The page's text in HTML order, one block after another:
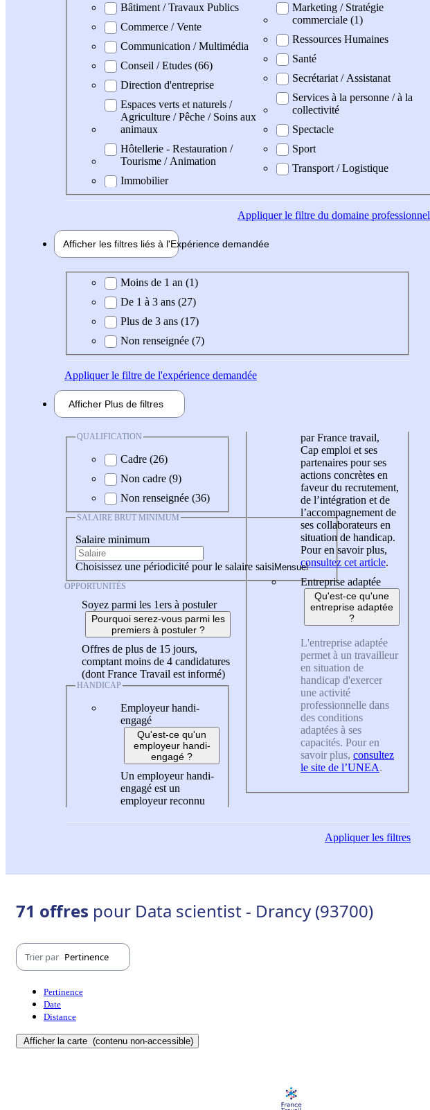
Bâtiment / Travaux Publics
Commerce / Vente
Communication / Multimédia
Conseil / Etudes (66)
Direction d'entreprise
Espaces verts et naturels /
Agriculture / Pêche / Soins aux
animaux
Hôtellerie - Restauration /
Tourisme / Animation
Immobilier
Marketing / Stratégie
commerciale (1)
Ressources Humaines
Santé
Secrétariat / Assistanat
Services à la personne / à la
collectivité
Spectacle
Sport
Transport / Logistique
Appliquerle filtre du domaine professionnel
Afficher les filtres liés à l'Expérience demandée
Expérience demandée
Moins de 1 an (1)
De 1 à 3 ans (27)
Plus de 3 ans (17)
Non renseignée (7)
Appliquerle filtre de l'expérience demandée
Afficher Plus de filtres
QUALIFICATION
Cadre (26)
Non cadre (9)
Non renseignée (36)
SALAIRE BRUT MINIMUM
Salaire minimum
Choisissez une périodicité pour le salaire saisi
OPPORTUNITÉS
Soyez parmi les 1ers à postuler
Pourquoi serez-vous parmi les
premiers à postuler ?
Offres de plus de 15 jours,
comptant moins de 4 candidatures
(dont France Travail est informé)
HANDICAP
Employeur handi-
engagé
Qu'est-ce qu'un
employeur handi-
engagé ?
Un employeur handi-
engagé est un
employeur reconnu
par France travail,
Cap emploi et ses
partenaires pour ses
actions concrètes en
faveur du recrutement,
de l’intégration et de
l’accompagnement de
ses collaborateurs en
situation de handicap.
Pour en savoir plus,
consultez cet article.
Entreprise adaptée
Qu'est-ce qu'une
entreprise adaptée
?
L'entreprise adaptée
permet à un travailleur
en situation de
handicap d'exercer
une activité
professionnelle dans
des conditions
adaptées à ses
capacités. Pour en
savoir plus, consultez
le site de l’UNEA.
Appliquerles filtres
71 offres pour Data scientist - Drancy (93700)
Trier par Pertinence
Pertinence
Date
Distance
Afficher la carte (contenu non-accessible)